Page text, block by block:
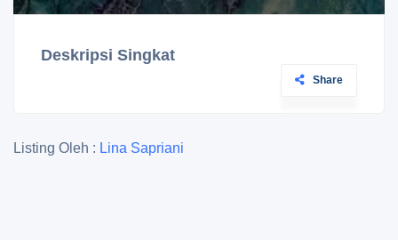
Deskripsi Singkat
Share
Listing Oleh : Lina Sapriani